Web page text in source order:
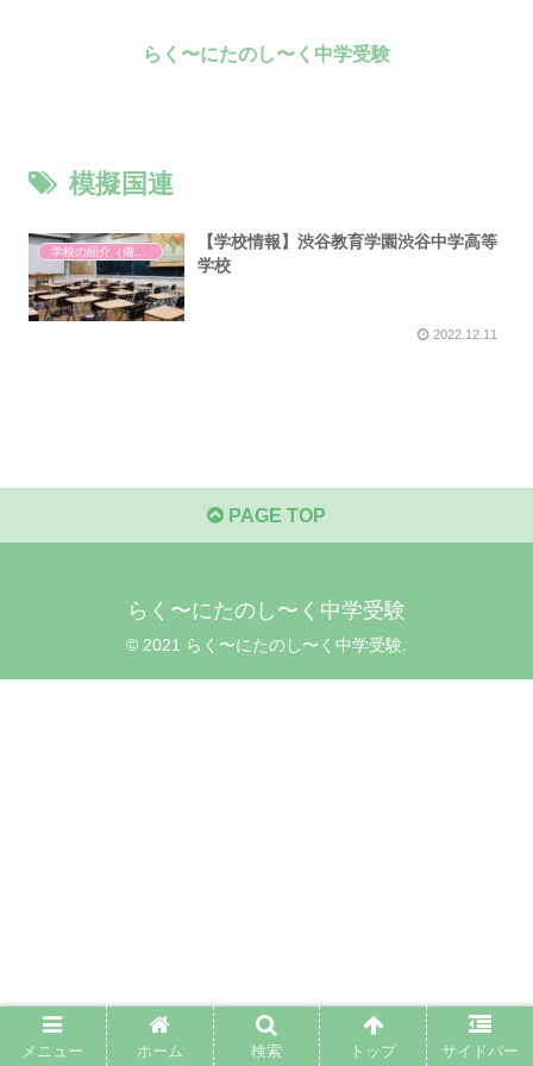
らく〜にたのし〜く中学受験
模擬国連
【学校情報】渋谷教育学園渋谷中学高等
学校
2022.12.11
PAGE TOP
らく〜にたのし〜く中学受験
© 2021 らく〜にたのし〜く中学受験.
メニュー ホーム 検索 トップ サイドバー